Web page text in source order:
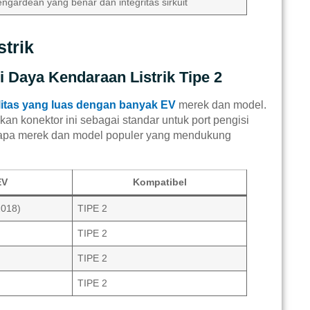
Daya Kendaraan Listrik Tipe 2
yang luas dengan banyak EV merek dan model.
konektor ini sebagai standar untuk port pengisi
merek dan model populer yang mendukung
Kompatibel
TIPE 2
TIPE 2
TIPE 2
TIPE 2